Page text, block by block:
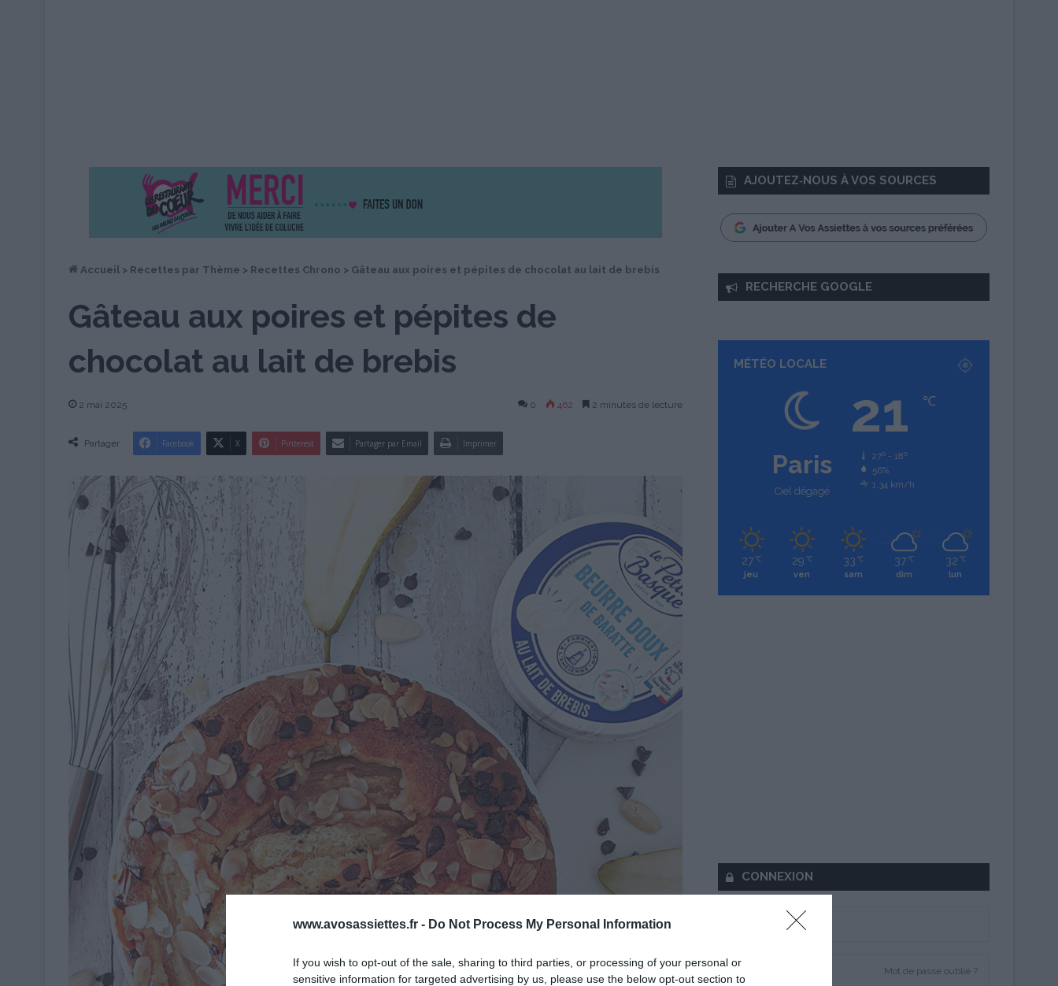
www.avosassiettes.fr - Do Not Process My Personal Information
If you wish to opt-out of the sale, sharing to third parties, or processing of your personal or
sensitive information for targeted advertising by us, please use the below opt-out section to
Accueil > Recettes par Thème > Recettes Chrono > Gâteau aux poires et pépites de chocolat au lait de brebis
Gâteau aux poires et pépites de
chocolat au lait de brebis
2 mai 2025 0 462 2 minutes de lecture
Partager Facebook X Pinterest Partager par Email Imprimer
AJOUTEZ‑NOUS À VOS SOURCES
RECHERCHE GOOGLE
MÉTÉO LOCALE
Paris
Ciel dégagé
21 ℃
27º - 18º
56%
1.34 km/h
27 ℃
jeu
29 ℃
ven
33 ℃
sam
37 ℃
dim
32 ℃
lun
CONNEXION
Mot de passe oublié ?